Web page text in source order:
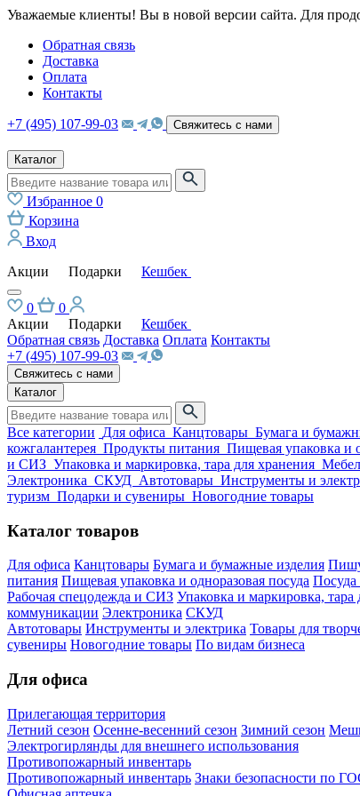
Уважаемые клиенты! Вы в новой версии сайта. Для
Обратная связь
Доставка
Оплата
Контакты
+7 (495) 107-99-03 Свяжитесь с нами
Каталог
Избранное 0
Корзина
Вход
Акции
Подарки Кешбек
0
0
Акции
Подарки
Кешбек
Обратная связь Доставка Оплата Контакты
+7 (495) 107-99-03
Свяжитесь с нами
Каталог
Все категории Для офиса Канцтовары Бумага и
кожгалантерея Продукты питания Пищевая упаковка и
и СИЗ Упаковка и маркировка, тара для хранения
Электроника СКУД Автотовары Инструменты и
туризм Подарки и сувениры Новогодние товары
Каталог товаров
Для офиса Канцтовары Бумага и бумажные изделия
питания Пищевая упаковка и одноразовая посуда Посуда
Рабочая спецодежда и СИЗ Упаковка и маркировка, тара
коммуникации Электроника СКУД
Автотовары Инструменты и электрика Товары для
сувениры Новогодние товары По видам бизнеса
Для офиса
Прилегающая территория
Летний сезон Осенне-весенний сезон Зимний сезон
Электрогирлянды для внешнего использования
Противопожарный инвентарь
Противопожарный инвентарь Знаки безопасности по